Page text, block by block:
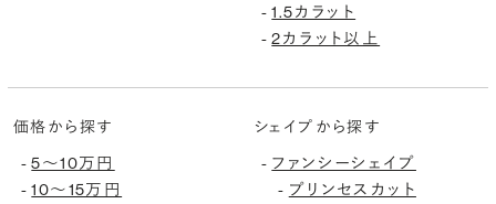
-1.5カラット
-2カラット以上
価格から探す
-5〜10万円
-10〜15万円
シェイプから探す
- ファンシーシェイプ
- プリンセスカット